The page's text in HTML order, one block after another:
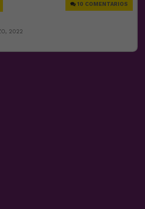
10 COMENTARIOS
2022